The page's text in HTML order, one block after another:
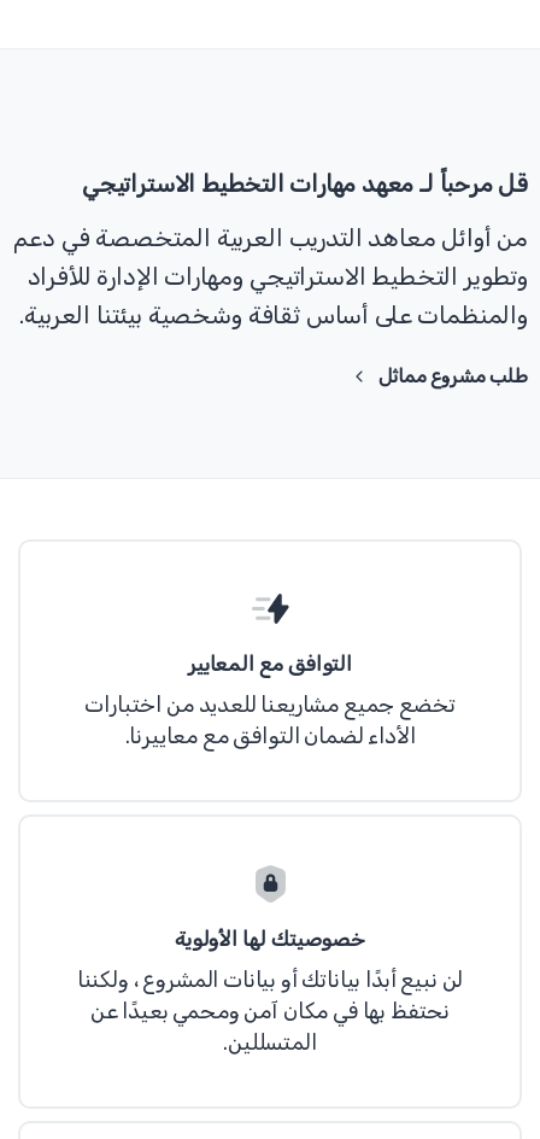
من أوائل معاهد التدريب العربية المتخصصة في دعم
وتطوير التخطيط الاستراتيجي ومهارات الإدارة للأفراد
والمنظمات على أساس ثقافة وشخصية بيئتنا العربية.
طلب مشروع مماثل
قل مرحباً لـ معهد مهارات التخطيط الاستراتيجي
خصوصيتك لها الأولوية
لن نبيع أبدًا بياناتك أو بيانات المشروع ، ولكننا
نحتفظ بها في مكان آمن ومحمي بعيدًا عن
المتسللين.
التوافق مع المعايير
تخضع جميع مشاريعنا للعديد من اختبارات
الأداء لضمان التوافق مع معاييرنا.
This Cookie Policy popup is included with
This Cookie Policy explains how example
("Company", "we", "us", and "our") uses
cookies and similar technologies to
recognize you when you visit our websites